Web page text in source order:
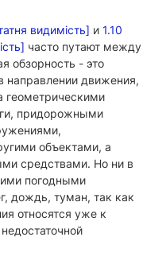
видимість] и 1.10
часто путают между
обзорность - это
направлении движения,
геометрическими
придорожными
объектами, а
средствами. Но ни в
погодными
дождь, туман, так как
относятся уже к